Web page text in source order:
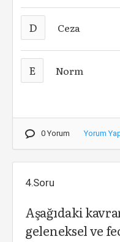
D Ceza
E Norm
0 Yorum Yorum
4.Soru
Aşağıdaki
geleneksel ve